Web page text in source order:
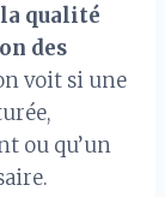
la qualité
des
voit si une
ou qu’un